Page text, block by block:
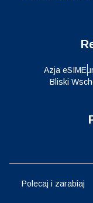
Azja eSIM
Bliski
Polecaj i zarabiaj